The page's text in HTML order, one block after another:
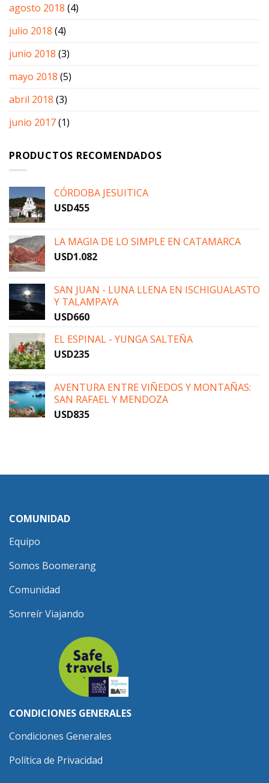
agosto 2018 (4)
julio 2018 (4)
junio 2018 (3)
mayo 2018 (5)
abril 2018 (3)
junio 2017(1)
PRODUCTOS RECOMENDADOS
CÓRDOBA JESUITICA
USD455
LA MAGIA DE LO SIMPLE EN CATAMARCA
USD1.082
SAN JUAN - LUNA LLENA EN ISCHIGUALASTO
Y TALAMPAYA
USD660
EL ESPINAL - YUNGA SALTEÑA
USD235
AVENTURA ENTRE VIÑEDOS Y MONTAÑAS:
SAN RAFAEL Y MENDOZA
USD835
COMUNIDAD
Equipo
Somos Boomerang
Comunidad
Sonreír Viajando
CONDICIONES GENERALES
Condiciones Generales
Política de Privacidad